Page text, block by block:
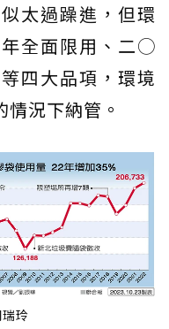
太過躁進，但環
全面限用、二◯
四大品項，環境
況下納管。
玲